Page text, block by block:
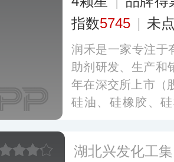
指数5745 | 未
润禾是一家专注于
助剂研发、生产和
年在深交所上市（
硅油、硅橡胶、
和纺织化学品应用
湖北兴发化工